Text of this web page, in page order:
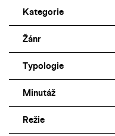
Kategorie
Žánr
Typologie
Minutáž
Režie